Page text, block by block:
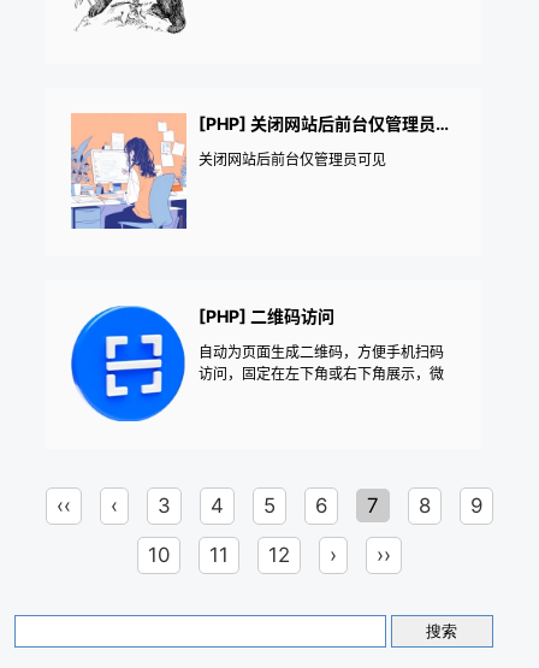
[PHP] 关闭网站后前台仅管理员可见
关闭网站后前台仅管理员可见
[PHP] 二维码访问
自动为页面生成二维码，方便手机扫码
访问，固定在左下角或右下角展示，微
‹‹ ‹ 3 4 5 6 7 8 9
10 11 12 › ››